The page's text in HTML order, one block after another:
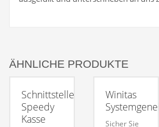
ÄHNLICHE PRODUKTE
Schnittstelle
Speedy
Kasse
Winitas
Sicher Sie